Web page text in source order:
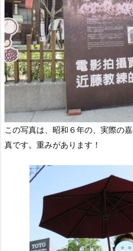
この写真は、昭和６年の、実際の
真です。重みがあります！